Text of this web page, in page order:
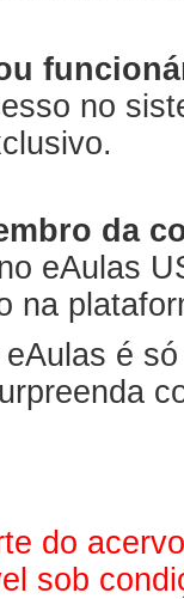
no
da
eAulas
na
é
do
sob